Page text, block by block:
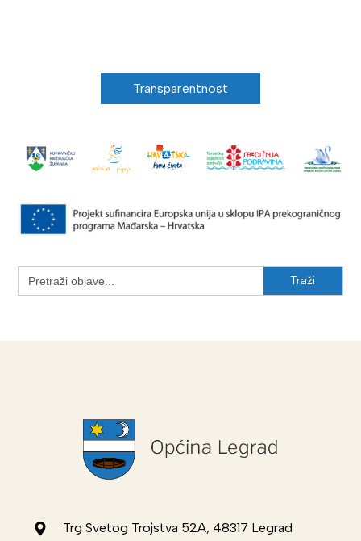
Transparentnost
Search
for:
Trg Svetog Trojstva 52A, 48317 Legrad